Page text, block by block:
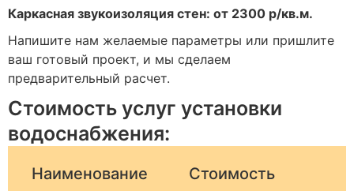
Каркасная звукоизоляция стен: от 2300 р/кв.м.
Напишите нам желаемые параметры или пришлите
ваш готовый проект, и мы сделаем
предварительный расчет.
Стоимость услуг установки
водоснабжения:
Наименование Стоимость